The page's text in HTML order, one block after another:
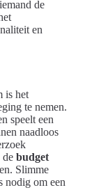
de
en
is het
te nemen.
speelt een
naadloos
de budget
Slimme
nodig om een